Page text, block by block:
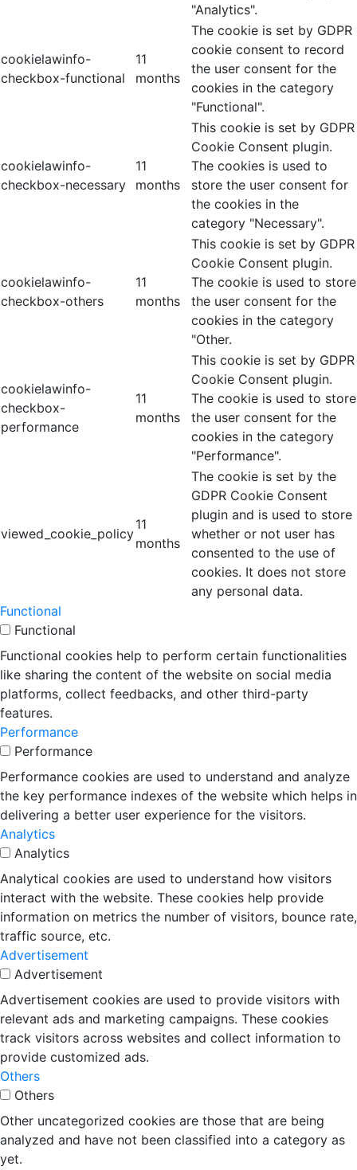
"Analytics".
cookielawinfo-
checkbox-functional
11
months
The cookie is set by GDPR
cookie consent to record
the user consent for the
cookies in the category
"Functional".
cookielawinfo-
checkbox-necessary
11
months
This cookie is set by GDPR
Cookie Consent plugin.
The cookies is used to
store the user consent for
the cookies in the
category "Necessary".
cookielawinfo-
checkbox-others
11
months
This cookie is set by GDPR
Cookie Consent plugin.
The cookie is used to store
the user consent for the
cookies in the category
"Other.
cookielawinfo-
checkbox-
performance
11
months
This cookie is set by GDPR
Cookie Consent plugin.
The cookie is used to store
the user consent for the
cookies in the category
"Performance".
viewed_cookie_policy
11
months
The cookie is set by the
GDPR Cookie Consent
plugin and is used to store
whether or not user has
consented to the use of
cookies. It does not store
any personal data.
Functional
Functional
Functional cookies help to perform certain functionalities
like sharing the content of the website on social media
platforms, collect feedbacks, and other third-party
features.
Performance
Performance
Performance cookies are used to understand and analyze
the key performance indexes of the website which helps in
delivering a better user experience for the visitors.
Analytics
Analytics
Analytical cookies are used to understand how visitors
interact with the website. These cookies help provide
information on metrics the number of visitors, bounce rate,
traffic source, etc.
Advertisement
Advertisement
Advertisement cookies are used to provide visitors with
relevant ads and marketing campaigns. These cookies
track visitors across websites and collect information to
provide customized ads.
Others
Others
Other uncategorized cookies are those that are being
analyzed and have not been classified into a category as
yet.